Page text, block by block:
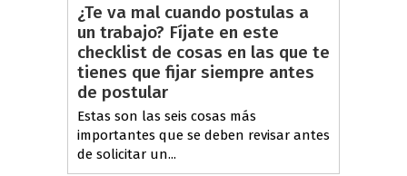
¿Te va mal cuando postulas a
un trabajo? Fíjate en este
checklist de cosas en las que te
tienes que fijar siempre antes
de postular
Estas son las seis cosas más
importantes que se deben revisar antes
de solicitar un...